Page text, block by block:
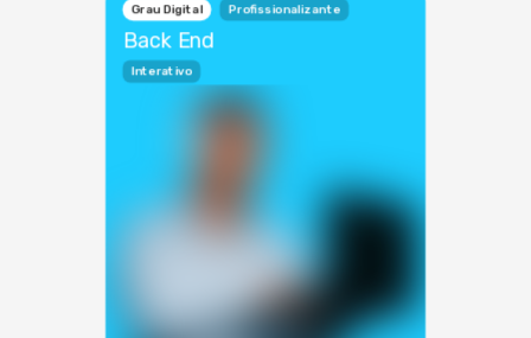
Grau Digital Profissionalizante
Back End
Interativo